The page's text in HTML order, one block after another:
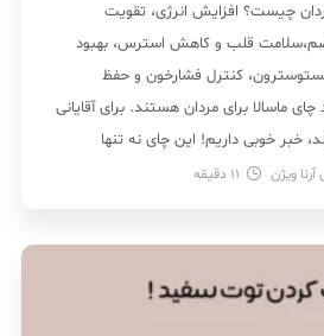
چیست؟ افزایش انرژی، تقویت
قلب و کاهش استرس، بهبود
کنترل فشارخون و حفظ
ماسالا برای مردان هستند. برای آقایانی
خبر خوبی داریم! این چای نه تنها
خواص متعددی […]
ویژن 11 دقیقه